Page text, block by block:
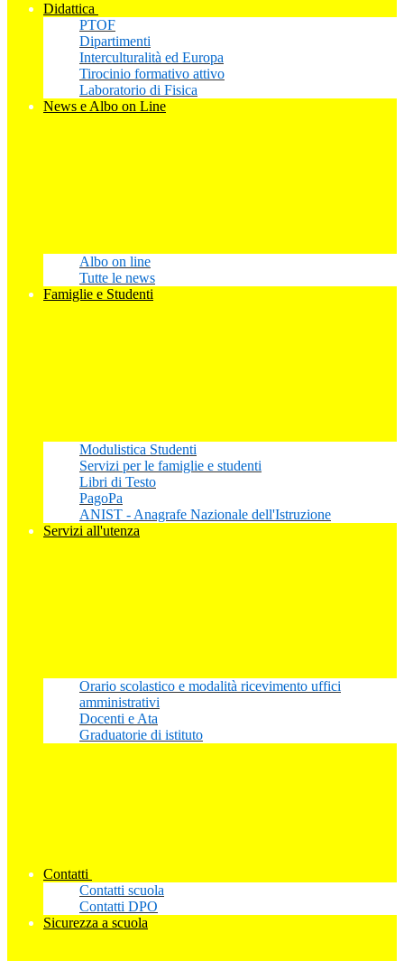
Didattica
PTOF
Dipartimenti
Interculturalità ed Europa
Tirocinio formativo attivo
Laboratorio di Fisica
News e Albo on Line
Albo on line
Tutte le news
Famiglie e Studenti
Modulistica Studenti
Servizi per le famiglie e studenti
Libri di Testo
PagoPa
ANIST - Anagrafe Nazionale dell'Istruzione
Servizi all'utenza
Orario scolastico e modalità ricevimento uffici
amministrativi
Docenti e Ata
Graduatorie di istituto
Contatti
Contatti scuola
Contatti DPO
Sicurezza a scuola